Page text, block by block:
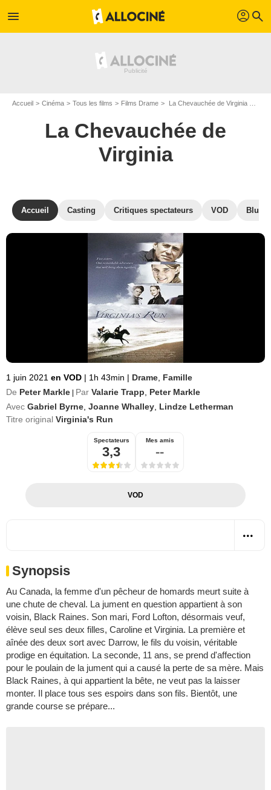
menu profil search
Accueil Cinéma Tous les films Films Drame La Chevauchée de Virginia de Peter Markle
La Chevauchée de
Virginia
Accueil Casting Critiques spectateurs VOD Blu-
1 juin 2021 en VOD | 1h 43min | Drame Famille
De Peter Markle Par Valarie Trapp
Peter Markle
Avec Gabriel Byrne Joanne Whalley Lindze Letherman
Titre original Virginia's Run
Spectateurs
3,3
Mes amis
--
VOD
Synopsis
Au Canada, la femme d'un pêcheur de homards meurt suite à
une chute de cheval. La jument en question appartient à son
voisin, Black Raines. Son mari, Ford Lofton, désormais veuf,
élève seul ses deux filles, Caroline et Virginia. La première et
aînée des deux sort avec Darrow, le fils du voisin, véritable
prodige en équitation. La seconde, 11 ans, se prend d'affection
pour le poulain de la jument qui a causé la perte de sa mère. Mais
Black Raines, à qui appartient la bête, ne veut pas la laisser
monter. Il place tous ses espoirs dans son fils. Bientôt, une
grande course se prépare...